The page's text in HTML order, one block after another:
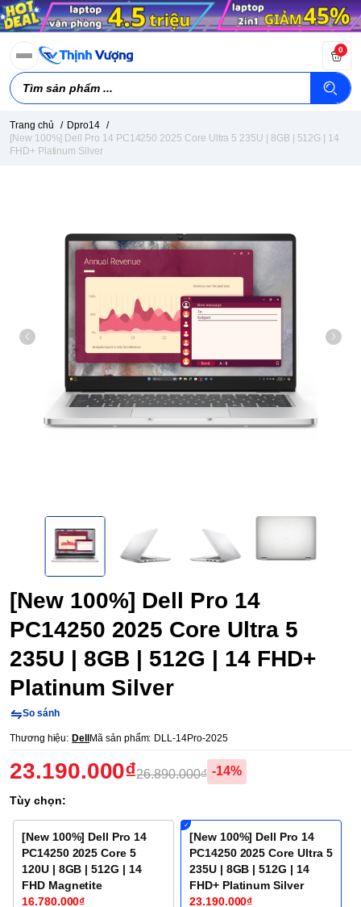
0
Trang chủ / Dpro14 /
[New 100%] Dell Pro 14 PC14250 2025 Core Ultra 5 235U | 8GB | 512G | 14
FHD+ Platinum Silver
[New 100%] Dell Pro 14
PC14250 2025 Core Ultra 5
235U | 8GB | 512G | 14 FHD+
Platinum Silver
So sánh
Thương hiệu: Dell Mã sản phẩm: DLL-14Pro-2025
23.190.000₫26.890.000₫ -14%
Tùy chọn:
[New 100%] Dell Pro 14
PC14250 2025 Core 5
120U | 8GB | 512G | 14
FHD Magnetite
16.780.000₫
[New 100%] Dell Pro 14
PC14250 2025 Core Ultra 5
235U | 8GB | 512G | 14
FHD+ Platinum Silver
23.190.000₫